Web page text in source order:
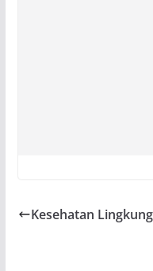
Kesehatan